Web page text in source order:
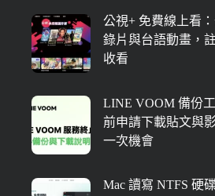
公視+ 免費線上看
錄片與台語動畫，
收看
LINE VOOM 備份
前申請下載貼文與
一次機會
Mac 讀寫 NTFS 硬